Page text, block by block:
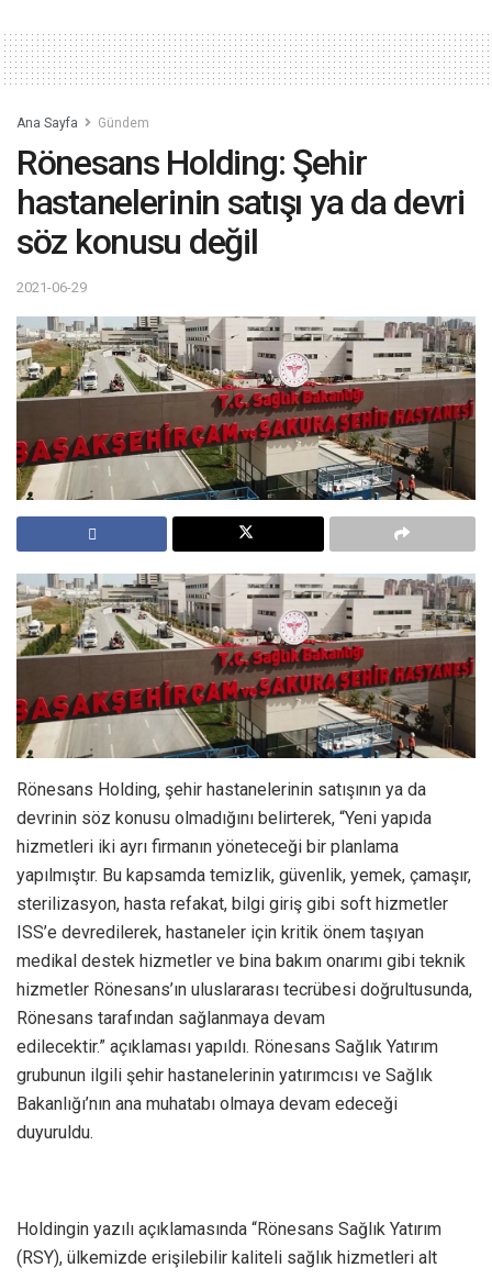
Ana Sayfa Gündem
Rönesans Holding: Şehir
hastanelerinin satışı ya da devri
söz konusu değil
2021-06-29
Rönesans Holding, şehir hastanelerinin satışının ya da
devrinin söz konusu olmadığını belirterek, “Yeni yapıda
hizmetleri iki ayrı firmanın yöneteceği bir planlama
yapılmıştır. Bu kapsamda temizlik, güvenlik, yemek, çamaşır,
sterilizasyon, hasta refakat, bilgi giriş gibi soft hizmetler
ISS’e devredilerek, hastaneler için kritik önem taşıyan
medikal destek hizmetler ve bina bakım onarımı gibi teknik
hizmetler Rönesans’ın uluslararası tecrübesi doğrultusunda,
Rönesans tarafından sağlanmaya devam
edilecektir.” açıklaması yapıldı. Rönesans Sağlık Yatırım
grubunun ilgili şehir hastanelerinin yatırımcısı ve Sağlık
Bakanlığı’nın ana muhatabı olmaya devam edeceği
duyuruldu.
Holdingin yazılı açıklamasında “Rönesans Sağlık Yatırım
(RSY), ülkemizde erişilebilir kaliteli sağlık hizmetleri alt